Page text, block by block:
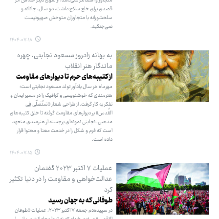
قصدی برای خلع سلاح داشت، دو سال، جانانه و
سلحشورانه با متجاوزان متوحش صهیونیست
نمی‌جنگید.
۱۴۰۴.۰۷.۱۸
به بهانه زادروز مسعود نجابتی، چهره
ماندگار هنر انقلاب
از کتیبه‌های حرم تا دیوارهای مقاومت
مهرماه هر سال یادآور تولد مسعود نجابتی است؛
هنرمندی که خوشنویسی و گرافیک را در مسیر ایمان و
تفکر به کار گرفت. از طراحی شعار «سَنُصَلّی فِی
القُدس» بر دیوارهای مقاومت گرفته تا خلق کتیبه‌های
مذهبی، نجابتی نمونه‌ای برجسته از هنرمندی متعهد
است که فرم و شکل را در خدمت معنا و محتوا قرار
داده است.
۱۴۰۴.۰۷.۱۵
عملیات ۷ اکتبر ۲۰۲۳ گفتمان
عدالت‌خواهی و مقاومت را در دنیا تکثیر
کرد
طوفانی که به جهان رسید
در سپیده‌دم جمعه ۷ اکتبر ۲۰۲۳، عملیات «طوفان